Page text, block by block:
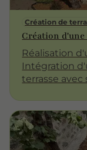
Création de
Création d'une
Réalisation
Intégration
terrasse avec
Le végétal
l'ensemble